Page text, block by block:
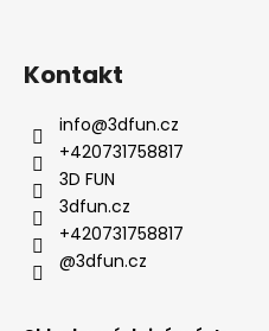
Kontakt
info@3dfun.cz
+420731758817
3D FUN
3dfun.cz
+420731758817
@3dfun.cz